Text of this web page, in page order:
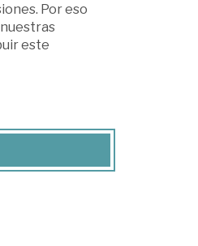
Por eso
este